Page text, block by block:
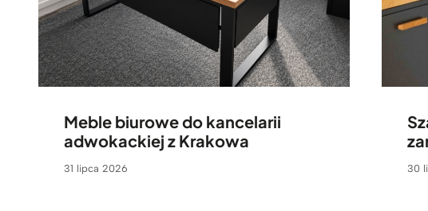
Meble biurowe do kancelarii
adwokackiej z Krakowa
31 lipca 2026 30